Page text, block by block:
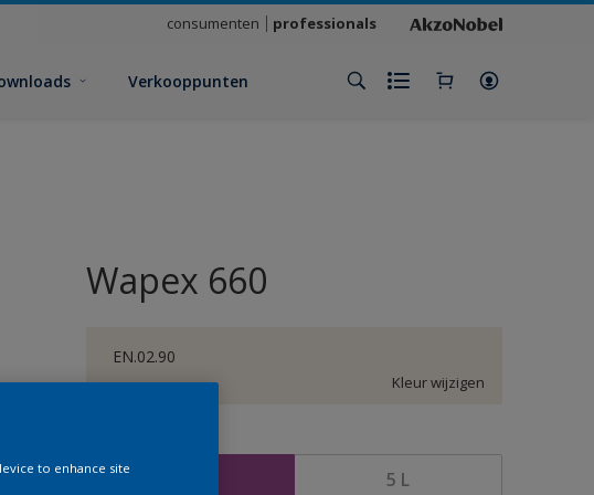
consumenten professionals
Verkooppunten
Wapex 660
EN.02.90
Kleur wijzigen
5 L
to enhance site